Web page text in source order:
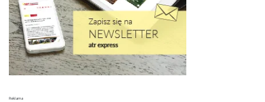
Reklama